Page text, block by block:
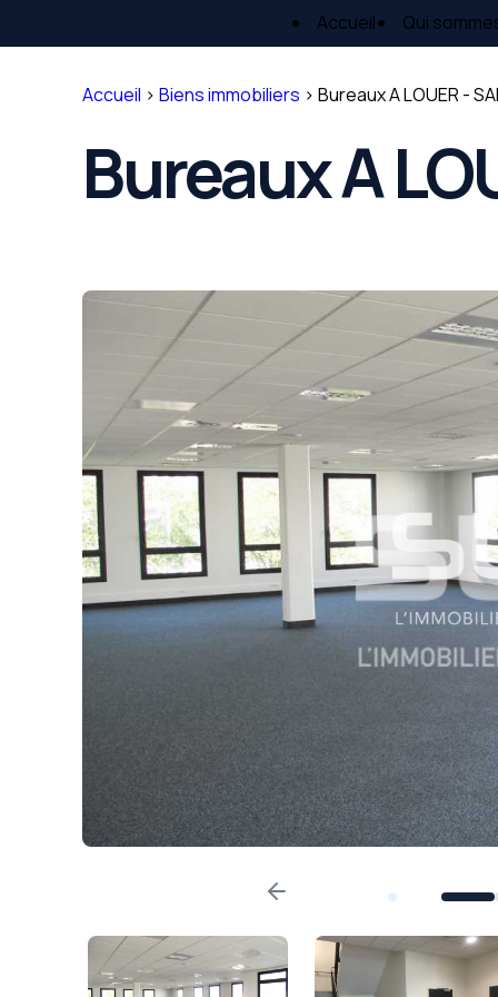
Accueil Qui
Accueil >Biens immobiliers >Bureaux A LOUER -
Bureaux A